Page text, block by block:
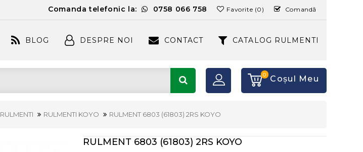
Comanda telefonic la: 0758 066 758 Favorite (0) Comandă
BLOG DESPRE NOI CONTACT CATALOG RULMENTI
0 Coşul Meu
RULMENTI RULMENTI KOYO RULMENT 6803 (61803) 2RS KOYO
RULMENT 6803 (61803) 2RS KOYO